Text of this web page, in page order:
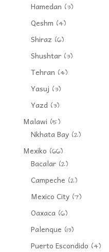
Hamedan (3)
Qeshm (4)
Shiraz (6)
Shushtar(3)
Tehran (4)
Yasuj (3)
Yazd(3)
Malawi (5)
Nkhata Bay(2)
Mexiko (66)
Bacalar(2)
Campeche (2)
Mexico City(7)
Oaxaca(6)
Palenque (13)
Puerto Escondido (4)